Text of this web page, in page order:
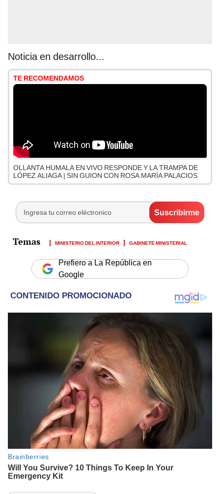
Noticia en desarrollo...
TE RECOMENDAMOS
OLLANTA HUMALA EN VIVO RESPONDE Y LA TRAMPA DE
LÓPEZ ALIAGA | SIN GUION CON ROSA MARÍA PALACIOS
MINISTERIO DEL INTERIOR GABINETE MINISTERIAL
Prefiero a La República en
Google